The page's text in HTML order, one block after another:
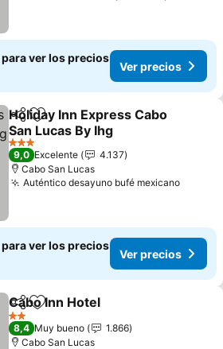
ver los precios
Ver precios
CompartirAñadir a favoritos
Holiday Inn Express Cabo
San Lucas By Ihg
3 Estrellas
9,0 Excelente
4.137
Cabo San Lucas
Auténtico desayuno bufé mexicano
ver los precios
Ver precios
CompartirAñadir a favoritos
Cabo Inn Hotel
2 Estrellas
8,4 Muy bueno
1.866
Cabo San Lucas